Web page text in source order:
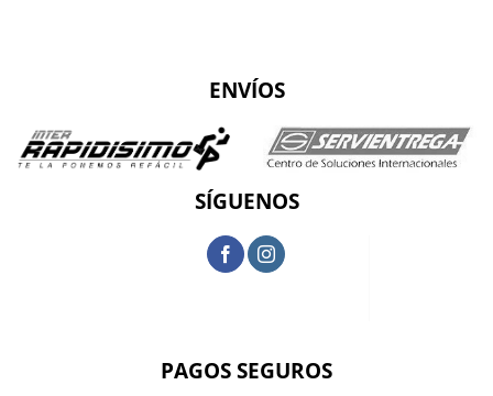
ENVÍOS
SÍGUENOS
PAGOS SEGUROS